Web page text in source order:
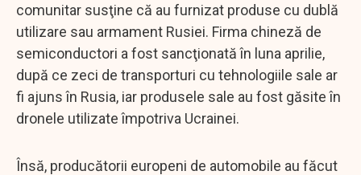
comunitar susţine că au furnizat produse cu dublă
utilizare sau armament Rusiei. Firma chineză de
semiconductori a fost sancţionată în luna aprilie,
după ce zeci de transporturi cu tehnologiile sale ar
fi ajuns în Rusia, iar produsele sale au fost găsite în
dronele utilizate împotriva Ucrainei.
Însă, producătorii europeni de automobile au făcut